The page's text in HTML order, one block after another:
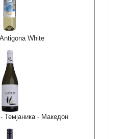
White
- Македон